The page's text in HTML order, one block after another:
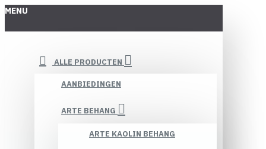
MENU
ALLE PRODUCTEN
AANBIEDINGEN
ARTE BEHANG
ARTE KAOLIN BEHANG